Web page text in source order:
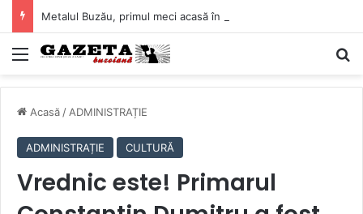
Mediu
Acasă / ADMINISTRAȚIE
ADMINISTRAȚIE CULTURĂ
Vrednic este! Primarul